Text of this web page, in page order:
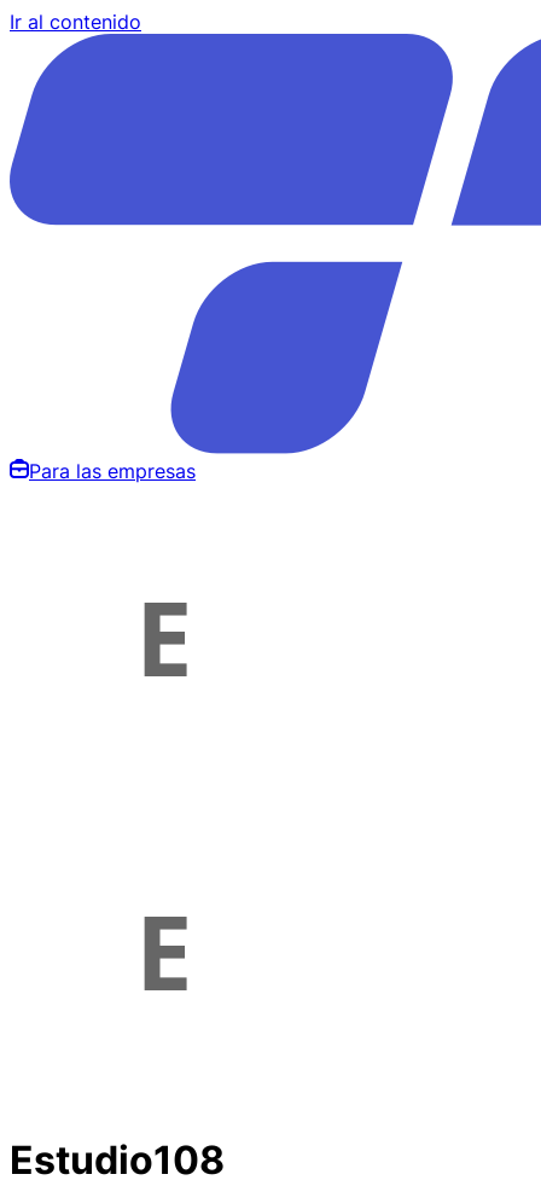
Ir al contenido
Para las empresas
Estudio108